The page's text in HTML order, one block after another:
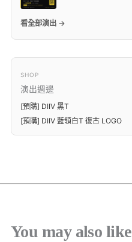
看全部演出 →
SHOP
演出週邊
[預購] DIIV 黑T
[預購] DIIV 藍領白T 復古 LOGO
You may also like